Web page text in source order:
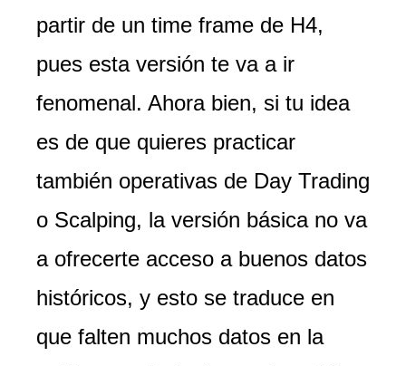
partir de un time frame de H4,
pues esta versión te va a ir
fenomenal. Ahora bien, si tu idea
es de que quieres practicar
también operativas de Day Trading
o Scalping, la versión básica no va
a ofrecerte acceso a buenos datos
históricos, y esto se traduce en
que falten muchos datos en la